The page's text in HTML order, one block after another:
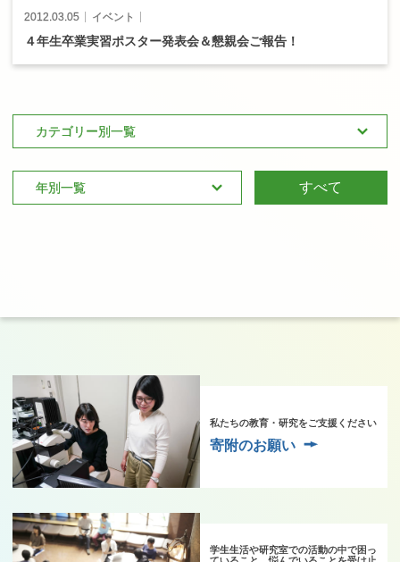
2012.03.05 イベント
４年生卒業実習ポスター発表会＆懇親会ご報告！
すべて
私たちの教育・研究をご支援ください
寄附のお願い
学生生活や研究室での活動の中で困っ